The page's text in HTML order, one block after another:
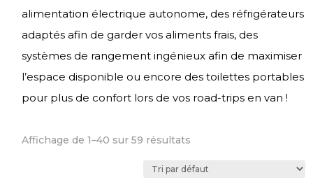
alimentation électrique autonome, des réfrigérateurs
adaptés afin de garder vos aliments frais, des
systèmes de rangement ingénieux afin de maximiser
l’espace disponible ou encore des toilettes portables
pour plus de confort lors de vos road-trips en van !
Affichage de 1–40 sur 59 résultats